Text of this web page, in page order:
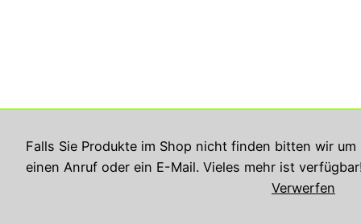
Falls Sie Produkte im Shop nicht finden bitten wir um
einen Anruf oder ein E-Mail. Vieles mehr ist
Verwerfen